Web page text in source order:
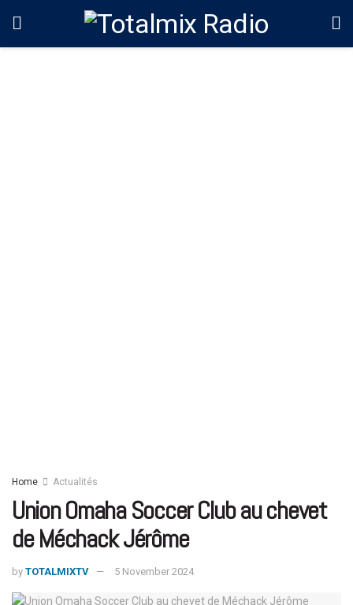
Home Actualités
Union Omaha Soccer Club au chevet
de Méchack Jérôme
by TOTALMIXTV 5 November 2024